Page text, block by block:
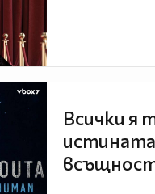
Всички я